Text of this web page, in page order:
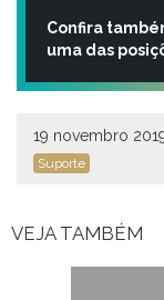
Confira
uma das
19 novembro
Suporte
VEJA TAMBÉM